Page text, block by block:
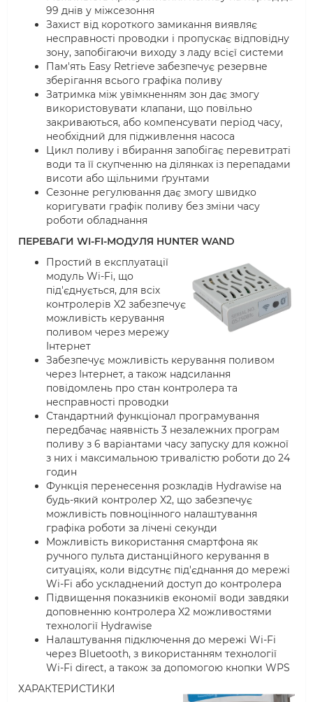
99 днів у міжсезоння
Захист від короткого замикання виявляє
несправності проводки і пропускає відповідну
зону, запобігаючи виходу з ладу всієї системи
Пам'ять Easy Retrieve забезпечує резервне
зберігання всього графіка поливу
Затримка між увімкненням зон дає змогу
використовувати клапани, що повільно
закриваються, або компенсувати період часу,
необхідний для підживлення насоса
Цикл поливу і вбирання запобігає перевитраті
води та її скупченню на ділянках із перепадами
висоти або щільними ґрунтами
Сезонне регулювання дає змогу швидко
коригувати графік поливу без зміни часу
роботи обладнання
ПЕРЕВАГИ WI-FI-МОДУЛЯ HUNTER WAND
Простий в експлуатації
модуль Wi-Fi, що
під'єднується, для всіх
контролерів X2 забезпечує
можливість керування
поливом через мережу
Інтернет
Забезпечує можливість керування поливом
через Інтернет, а також надсилання
повідомлень про стан контролера та
несправності проводки
Стандартний функціонал програмування
передбачає наявність 3 незалежних програм
поливу з 6 варіантами часу запуску для кожної
з них і максимальною тривалістю роботи до 24
годин
Функція перенесення розкладів Hydrawise на
будь-який контролер X2, що забезпечує
можливість повноцінного налаштування
графіка роботи за лічені секунди
Можливість використання смартфона як
ручного пульта дистанційного керування в
ситуаціях, коли відсутнє під'єднання до мережі
Wi-Fi або ускладнений доступ до контролера
Підвищення показників економії води завдяки
доповненню контролера X2 можливостями
технології Hydrawise
Налаштування підключення до мережі Wi-Fi
через Bluetooth, з використанням технології
Wi-Fi direct, а також за допомогою кнопки WPS
ХАРАКТЕРИСТИКИ